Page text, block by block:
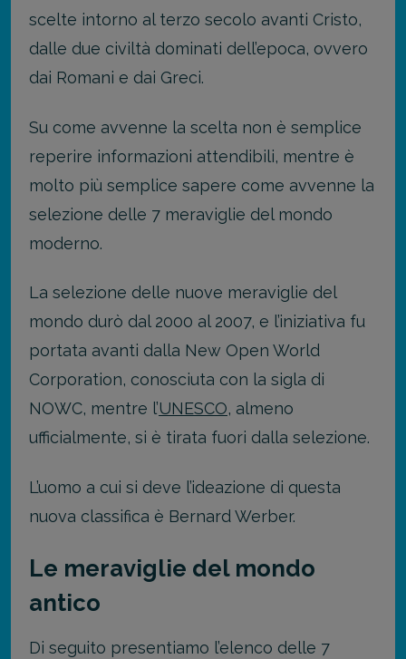
scelte intorno al terzo secolo avanti Cristo,
dalle due civiltà dominati dell’epoca, ovvero
dai Romani e dai Greci.
Su come avvenne la scelta non è semplice
reperire informazioni attendibili, mentre è
molto più semplice sapere come avvenne la
selezione delle 7 meraviglie del mondo
moderno.
La selezione delle nuove meraviglie del
mondo durò dal 2000 al 2007, e l’iniziativa fu
portata avanti dalla New Open World
Corporation, conosciuta con la sigla di
NOWC, mentre l’UNESCO, almeno
ufficialmente, si è tirata fuori dalla selezione.
L’uomo a cui si deve l’ideazione di questa
nuova classifica è Bernard Werber.
Le meraviglie del mondo
antico
Di seguito presentiamo l’elenco delle 7